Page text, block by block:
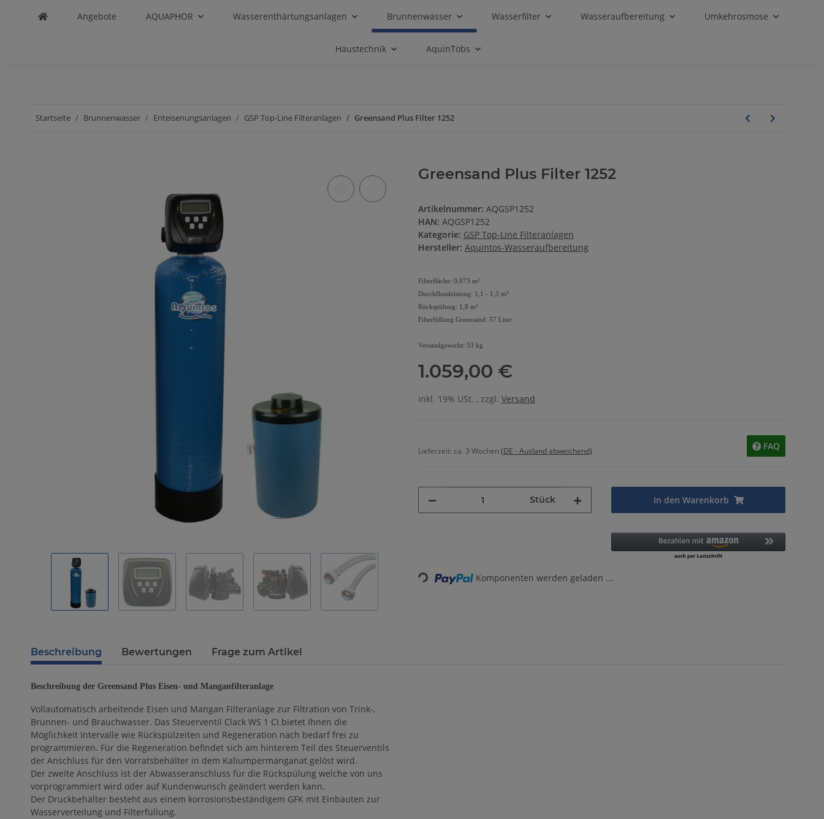
Angebote AQUAPHOR Wasserenthärtungsanlagen Brunnenwasser Wasserfilter Wasseraufbereitung Umkehrosmose
Haustechnik AquinTobs
Startseite Brunnenwasser Enteisenungsanlagen GSP Top-Line Filteranlagen Greensand Plus Filter 1252
Greensand Plus Filter 1252
Artikelnummer: AQGSP1252
HAN: AQGSP1252
Kategorie: GSP Top-Line Filteranlagen
Hersteller: Aquintos-Wasseraufbereitung
Filterfläche: 0,073 m²
Durchflussleistung: 1,1 - 1,5 m³
Rückspülung: 1,8 m³
Filterfüllung Greensand: 57 Liter
Versandgewicht: 53 kg
1.059,00 €
inkl. 19% USt. , zzgl. Versand
Lieferzeit: ca. 3 Wochen(DE - Ausland abweichend) FAQ
Stück In den Warenkorb
Loading... Komponenten werden geladen ...
Beschreibung Bewertungen Frage zum Artikel
Beschreibung der Greensand Plus Eisen- und Manganfilteranlage
Vollautomatisch arbeitende Eisen und Mangan Filteranlage zur Filtration von Trink-,
Brunnen- und Brauchwasser. Das Steuerventil Clack WS 1 CI bietet Ihnen die
Möglichkeit Intervalle wie Rückspülzeiten und Regeneration nach bedarf frei zu
programmieren. Für die Regeneration befindet sich am hinterem Teil des Steuerventils
der Anschluss für den Vorratsbehälter in dem Kaliumpermanganat gelöst wird.
Der zweite Anschluss ist der Abwasseranschluss für die Rückspülung welche von uns
vorprogrammiert wird oder auf Kundenwunsch geändert werden kann.
Der Druckbehälter besteht aus einem korrosionsbeständigem GFK mit Einbauten zur
Wasserverteilung und Filterfüllung.